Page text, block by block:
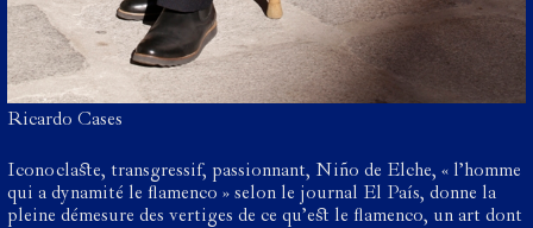
Ricardo Cases
Iconoclaste, transgressif, passionnant, Niño de Elche, « l’homme
qui a dynamité le flamenco » selon le journal El País, donne la
pleine démesure des vertiges de ce qu’est le flamenco, un art dont